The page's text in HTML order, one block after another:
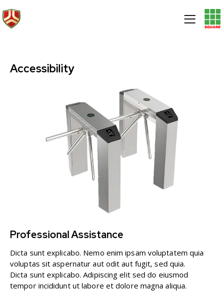
Accessibility
Professional Assistance
Dicta sunt explicabo. Nemo enim ipsam voluptatem quia
voluptas sit aspernatur aut odit aut fugit, sed quia.
Dicta sunt explicabo. Adipiscing elit sed do eiusmod
tempor incididunt ut labore et dolore magna aliqua.